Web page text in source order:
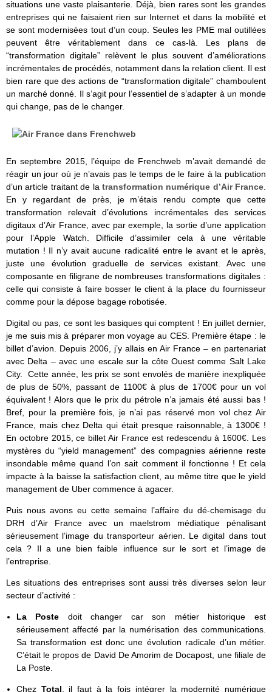
situations une vaste plaisanterie. Déjà, bien rares sont les grandes
entreprises qui ne faisaient rien sur Internet et dans la mobilité et
se sont modernisées tout d’un coup. Seules les PME mal outillées
peuvent être véritablement dans ce cas-là. Les plans de
“transformation digitale” relèvent le plus souvent d’améliorations
incrémentales de procédés, notamment dans la relation client. Il est
bien rare que des actions de “transformation digitale” chamboulent
un marché donné. Il s’agit pour l’essentiel de s’adapter à un monde
qui change, pas de le changer.
En septembre 2015, l’équipe de Frenchweb m’avait demandé de
réagir un jour où je n’avais pas le temps de le faire à la publication
d’un article traitant de la transformation numérique d’Air France
En y regardant de près, je m’étais rendu compte que cette
transformation relevait d’évolutions incrémentales des services
digitaux d’Air France, avec par exemple, la sortie d’une application
pour l’Apple Watch. Difficile d’assimiler cela à une véritable
mutation ! Il n’y avait aucune radicalité entre le avant et le après,
juste une évolution graduelle de services existant. Avec une
composante en filigrane de nombreuses transformations digitales :
celle qui consiste à faire bosser le client à la place du fournisseur
comme pour la dépose bagage robotisée.
Digital ou pas, ce sont les basiques qui comptent ! En juillet dernier,
je me suis mis à préparer mon voyage au CES. Première étape : le
billet d’avion. Depuis 2006, j’y allais en Air France – en partenariat
avec Delta – avec une escale sur la côte Ouest comme Salt Lake
City. Cette année, les prix se sont envolés de manière inexpliquée
de plus de 50%, passant de 1100€ à plus de 1700€ pour un vol
équivalent ! Alors que le prix du pétrole n’a jamais été aussi bas !
Bref, pour la première fois, je n’ai pas réservé mon vol chez Air
France, mais chez Delta qui était presque raisonnable, à 1300€ !
En octobre 2015, ce billet Air France est redescendu à 1600€. Les
mystères du “yield management” des compagnies aérienne reste
insondable même quand l’on sait comment il fonctionne ! Et cela
impacte à la baisse la satisfaction client, au même titre que le yield
management de Uber commence à agacer.
Puis nous avons eu cette semaine l’affaire du dé-chemisage du
DRH d’Air France avec un maelstrom médiatique pénalisant
sérieusement l’image du transporteur aérien. Le digital dans tout
cela ? Il a une bien faible influence sur le sort et l’image de
l’entreprise.
Les situations des entreprises sont aussi très diverses selon leur
secteur d’activité :
La Poste doit changer car son métier historique est
sérieusement affecté par la numérisation des communications.
Sa transformation est donc une évolution radicale d’un métier.
C’était le propos de David De Amorim de Docapost, une filiale de
La Poste.
Chez Total, il faut à la fois intégrer la modernité numérique